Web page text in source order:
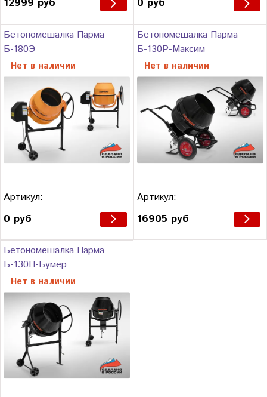
12999 руб 0 руб
Бетономешалка Парма
Б-180Э
Нет в наличии
Артикул:
0 руб
Бетономешалка Парма
Б-130Р-Максим
Нет в наличии
Артикул:
16905 руб
Бетономешалка Парма
Б-130Н-Бумер
Нет в наличии